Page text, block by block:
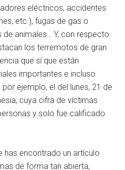
eléctricos, accidentes
etc.), fugas de gas o
animales… Y, con respecto
los terremotos de gran
que sí que están
importantes e incluso
ejemplo, el del lunes, 21 de
cuya cifra de víctimas
y solo fue calificado
has encontrado un artículo
de forma tan abierta,